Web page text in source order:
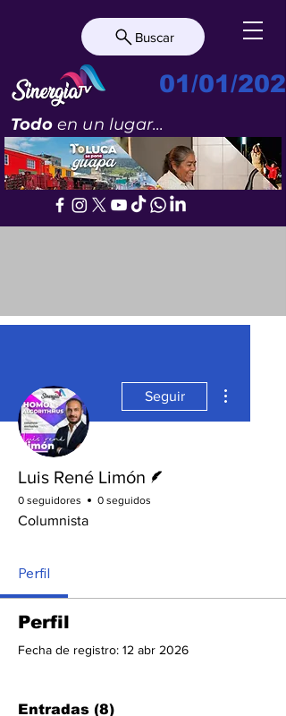
Buscar
01/01/
Todoen un lugar...
Seguir
Luis René Limón
0 seguidores 0 seguidos
Columnista
Perfil
Perfil
Fecha de registro: 12 abr 2026
Entradas (8)